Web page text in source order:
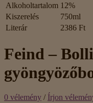
Alkoholtartalom 12%
Kiszerelés
750ml
Literár
2386 Ft
Feind –
0 vélemény / Írjon